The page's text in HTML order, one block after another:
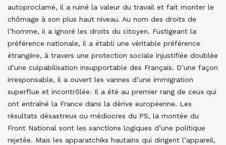
autoproclamé, il a ruiné la valeur du travail et fait monter le
chômage à son plus haut niveau. Au nom des droits de
l’homme, il a ignoré les droits du citoyen. Fustigeant la
préférence nationale, il a établi une véritable préférence
étrangère, à travers une protection sociale injustifiée doublée
d’une culpabilisation insupportable des Français. D’une façon
irresponsable, il a ouvert les vannes d’une immigration
superflue et incontrôlée. Il a été au premier rang de ceux qui
ont entraîné la France dans la dérive européenne. Les
résultats désastreux ou médiocres du PS, la montée du
Front National sont les sanctions logiques d’une politique
rejetée. Mais les apparatchiks hautains qui dirigent l’appareil,